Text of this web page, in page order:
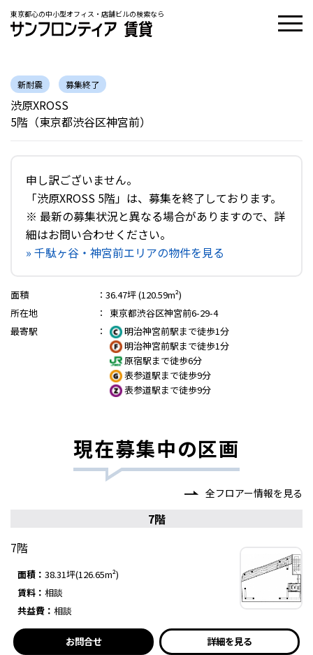
東京都心の中小型オフィス・店舗ビルの検索なら
新耐震 募集終了
渋原XROSS
5階（東京都渋谷区神宮前）
申し訳ございません。
「渋原XROSS 5階」は、募集を終了しております。
※ 最新の募集状況と異なる場合がありますので、詳
細はお問い合わせください。
» 千駄ヶ谷・神宮前エリアの物件を見る
面積 ： 36.47坪 (120.59m²)
所在地
：
東京都渋谷区神宮前6-29-4
最寄駅
：
明治神宮前駅まで徒歩1分
明治神宮前駅まで徒歩1分
原宿駅まで徒歩6分
表参道駅まで徒歩9分
表参道駅まで徒歩9分
現在募集中の区画
全フロアー情報を見る
7階
7階
面積： 38.31坪(126.65m²)
賃料： 相談
共益費： 相談
お問合せ 詳細を見る